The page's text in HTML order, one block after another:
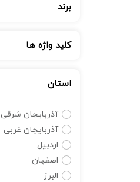
برند
کلید واژه ها
استان
آذربایجان شرقی
آذربایجان غربی
اردبیل
اصفهان
البرز